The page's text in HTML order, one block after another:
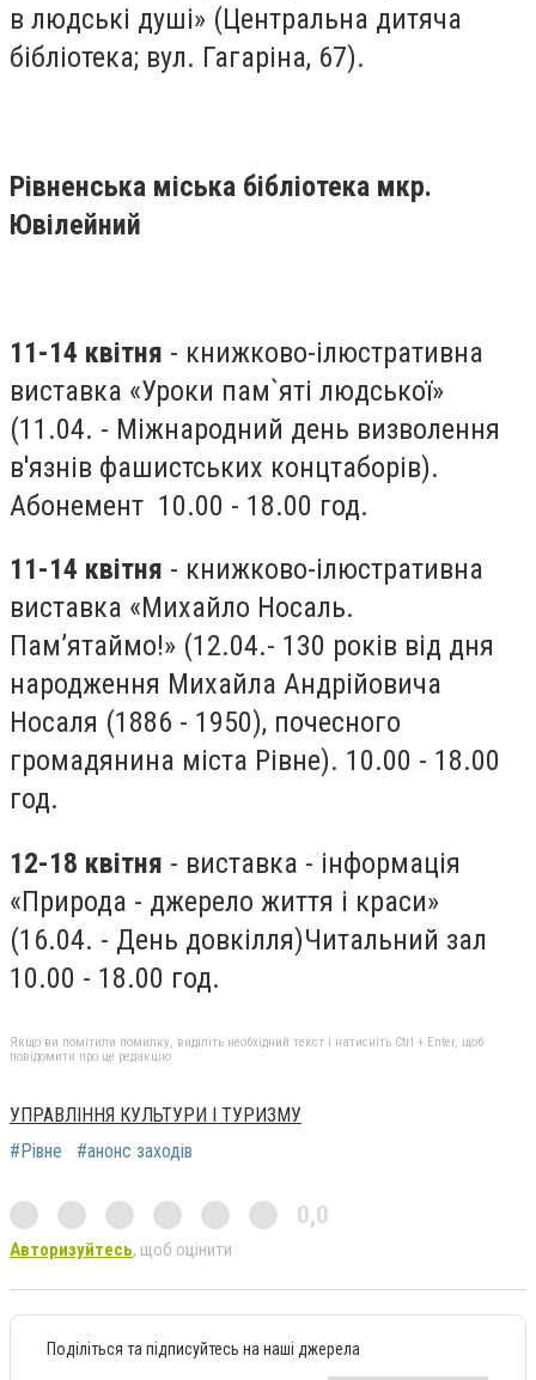
в людські душі» (Центральна дитяча
бібліотека; вул. Гагаріна, 67).
Рівненська міська бібліотека мкр.
Ювілейний
11-14 квітня - книжково-ілюстративна
виставка «Уроки пам`яті людської»
(11.04. - Міжнародний день визволення
в'язнів фашистських концтаборів).
Абонемент 10.00 - 18.00 год.
11-14 квітня - книжково-ілюстративна
виставка «Михайло Носаль.
Пам’ятаймо!» (12.04.- 130 років від дня
народження Михайла Андрійовича
Носаля (1886 - 1950), почесного
громадянина міста Рівне). 10.00 - 18.00
год.
12-18 квітня - виставка - інформація
«Природа - джерело життя і краси»
(16.04. - День довкілля)Читальний зал
10.00 - 18.00 год.
Якщо ви помітили помилку, виділіть необхідний текст і натисніть Ctrl + Enter, щоб
повідомити про це редакцію
УПРАВЛІННЯ КУЛЬТУРИ І ТУРИЗМУ
#Рівне
#анонс заходів
0,0
Авторизуйтесь, щоб оцінити
Поділіться та підписуйтесь на наші джерела